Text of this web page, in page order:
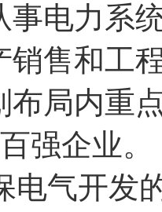
事电力系
销售和工
布局内重
强企业。
气开发